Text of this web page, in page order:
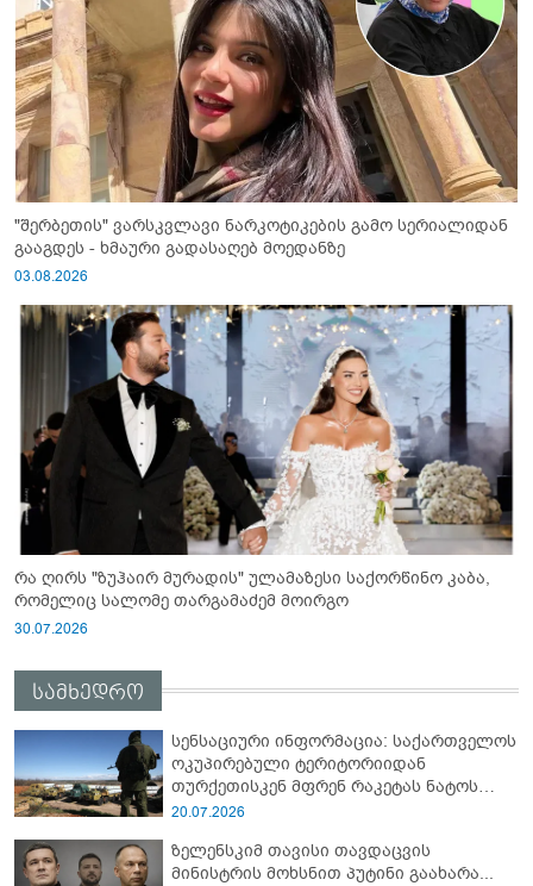
"შერბეთის" ვარსკვლავი ნარკოტიკების გამო სერიალიდან
გააგდეს - ხმაური გადასაღებ მოედანზე
03.08.2026
რა ღირს "ზუჰაირ მურადის" ულამაზესი საქორწინო კაბა,
რომელიც სალომე თარგამაძემ მოირგო
30.07.2026
სამხედრო
სენსაციური ინფორმაცია: საქართველოს
ოკუპირებული ტერიტორიიდან
თურქეთისკენ მფრენ რაკეტას ნატოს
სამიტი კინაღამ ჩაუშლია
20.07.2026
ზელენსკიმ თავისი თავდაცვის
მინისტრის მოხსნით პუტინი გაახარა...